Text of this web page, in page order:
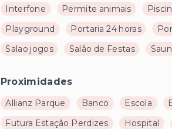
Interfone
Permite animais
Playground
Portaria 24 horas
Salao jogos
Salão de Festas
Proximidades
Allianz Parque Banco Escola
Futura Estação Perdizes
Hospital